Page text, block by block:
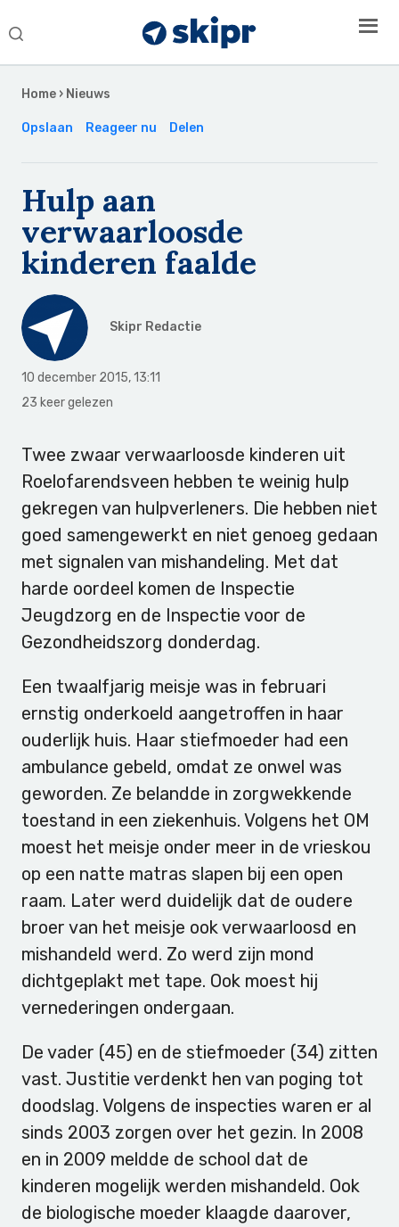
Search
Home › Nieuws
Opslaan Reageer nu Delen
Hulp aan
verwaarloosde
kinderen faalde
Skipr Redactie
10 december 2015,13:11
23 keer gelezen
Twee zwaar verwaarloosde kinderen uit
Roelofarendsveen hebben te weinig hulp
gekregen van hulpverleners. Die hebben niet
goed samengewerkt en niet genoeg gedaan
met signalen van mishandeling. Met dat
harde oordeel komen de Inspectie
Jeugdzorg en de Inspectie voor de
Gezondheidszorg donderdag.
Een twaalfjarig meisje was in februari
ernstig onderkoeld aangetroffen in haar
ouderlijk huis. Haar stiefmoeder had een
ambulance gebeld, omdat ze onwel was
geworden. Ze belandde in zorgwekkende
toestand in een ziekenhuis. Volgens het OM
moest het meisje onder meer in de vrieskou
op een natte matras slapen bij een open
raam. Later werd duidelijk dat de oudere
broer van het meisje ook verwaarloosd en
mishandeld werd. Zo werd zijn mond
dichtgeplakt met tape. Ook moest hij
vernederingen ondergaan.
De vader (45) en de stiefmoeder (34) zitten
vast. Justitie verdenkt hen van poging tot
doodslag. Volgens de inspecties waren er al
sinds 2003 zorgen over het gezin. In 2008
en in 2009 meldde de school dat de
kinderen mogelijk werden mishandeld. Ook
de biologische moeder klaagde daarover,
Sidebar